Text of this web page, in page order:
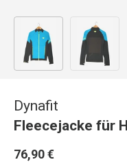
Bild 1 in
Dynafit
Fleecejacke für
76,90 €